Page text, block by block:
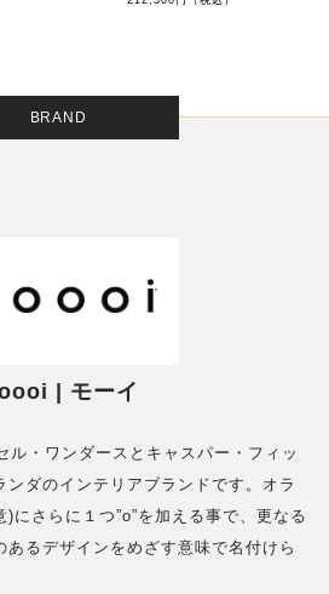
BRAND
| モーイ
・ワンダースとキャスパー・フィッ
ダのインテリアブランドです。オラ
にさらに１つ”o”を加える事で、更なる
るデザインをめざす意味で名付けら